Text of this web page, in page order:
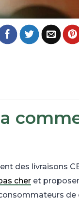
des livraisons
cheret
de